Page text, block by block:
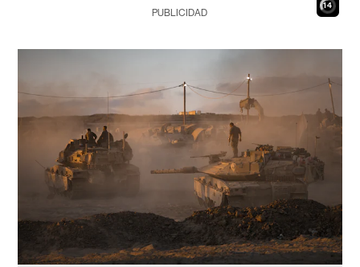
13
PUBLICIDAD